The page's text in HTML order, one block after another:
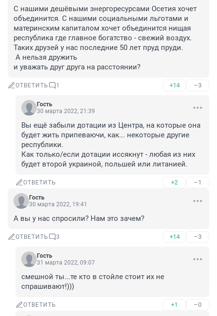
С нашими дешёвыми энергоресурсами Осетия хочет
объединится. С нашими социальными льготами и
материнским капиталом хочет объединится нищая
республика где главное богатство - свежий воздух.
Таких друзей у нас последние 50 лет пруд пруди.
А нельзя дружить
и уважать друг друга на расстоянии?
ОТВЕТИТЬ 1 +14 –3
Гость
30 марта 2022, 21:39
Вы ещё забыли дотации из Центра, на которые она
будет жить припеваючи, как... некоторые другие
республики.
Как только/если дотации иссякнут - любая из них
будет второй украиной, польшей или литанией.
ОТВЕТИТЬ +2 –1
Гость
30 марта 2022, 19:41
А вы у нас спросили? Нам это зачем?
ОТВЕТИТЬ 3 +14 –3
Гость
31 марта 2022, 09:07
смешной ты...те кто в стойле стоит их не
спрашивают!)))
ОТВЕТИТЬ +1 –0